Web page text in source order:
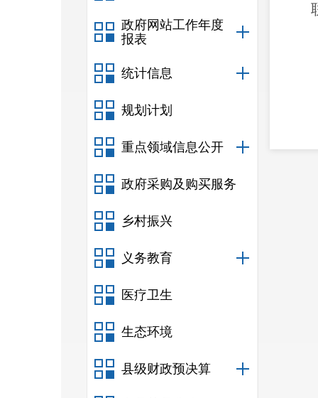
政府网站工作年度
报表
统计信息
规划计划
重点领域信息公开
政府采购及购买服务
乡村振兴
义务教育
医疗卫生
生态环境
县级财政预决算